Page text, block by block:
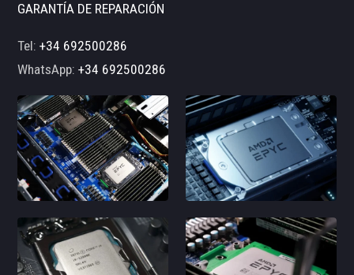
GARANTÍA DE REPARACIÓN
Tel:+34 692500286
WhatsApp:+34 692500286